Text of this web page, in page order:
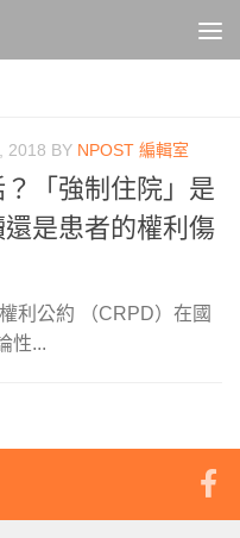
2018 BY NPOST 編輯室
「強制住院」是
是患者的權利傷
利公約 （CRPD）在國
性...